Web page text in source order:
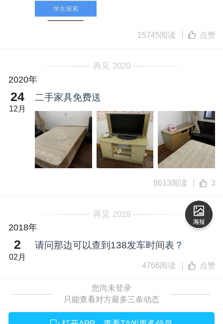
15745阅读 点赞
再见 2020
2020年
24
12月
二手家具免费送
8613阅读 3
再见 2018
2018年
2
02月
请问那边可以查到138发车时间表？
4766阅读 点赞
您尚未登录
只能查看对方最多三条动态